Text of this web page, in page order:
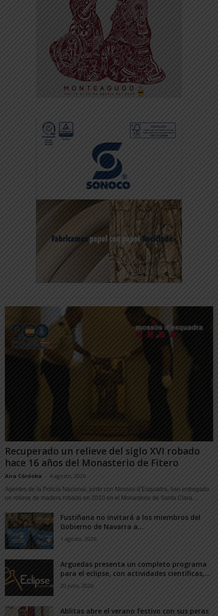
Recuperado un relieve del siglo XVI robado
hace 16 años del Monasterio de Fitero
Ana Córdoba - 4 agosto, 2026
Agentes de la Policía Nacional, junto con Mossos d’Esquadra, han entregado
un relieve de madera robado en 2010 en el Monasterio de Santa Clara...
Fustiñana no invitará a los miembros del
Gobierno de Navarra a...
1 agosto, 2026
Arguedas presenta un completo programa
para el eclipse, con actividades científicas,...
20 julio, 2026
Ablitas abre el verano festivo con sus peras